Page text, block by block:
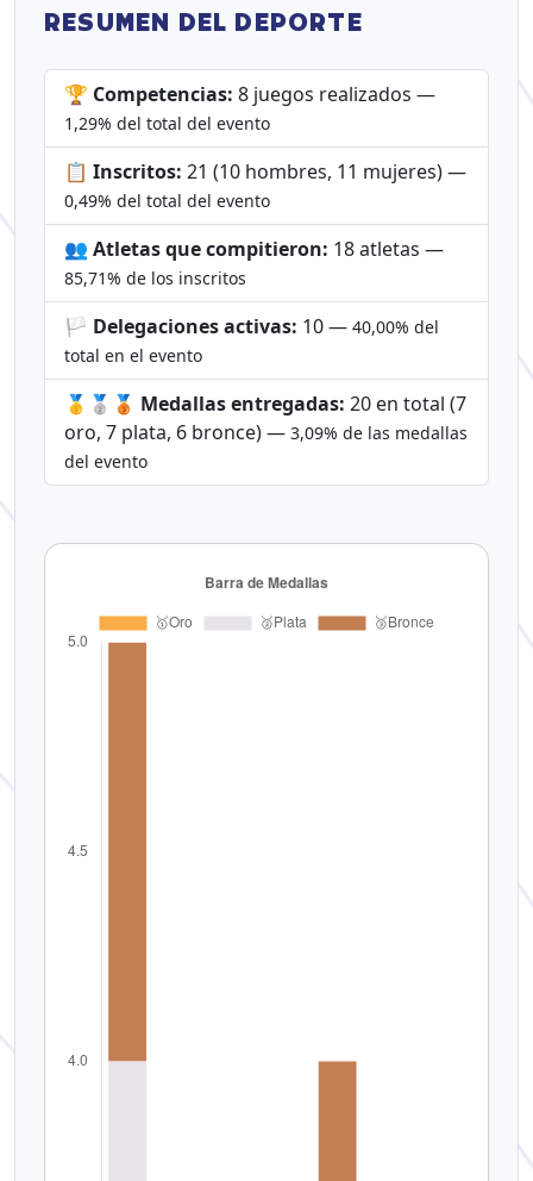
RESUMEN DEL DEPORTE
🏆 Competencias: 8 juegos realizados —
1,29% del total del evento
📋 Inscritos: 21 (10 hombres, 11 mujeres) —
0,49% del total del evento
👥 Atletas que compitieron: 18 atletas —
85,71% de los inscritos
🏳️ Delegaciones activas: 10 — 40,00% del
total en el evento
🥇🥈🥉 Medallas entregadas: 20 en total (7
oro, 7 plata, 6 bronce) — 3,09% de las medallas
del evento